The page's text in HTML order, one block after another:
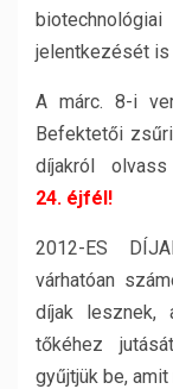
jelentkezését is
A márc. 8-i
Befektetői
díjakról
24. éjfél!
2012-ES
várhatóan
díjak lesznek,
tőkéhez
gyűjtjük be,